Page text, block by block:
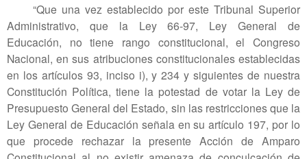
“Que una vez establecido por este Tribunal Superior
Administrativo, que la Ley 66-97, Ley General de
Educación, no tiene rango constitucional, el Congreso
Nacional, en sus atribuciones constitucionales establecidas
en los artículos 93, inciso i), y 234 y siguientes de nuestra
Constitución Política, tiene la potestad de votar la Ley de
Presupuesto General del Estado, sin las restricciones que la
Ley General de Educación señala en su artículo 197, por lo
que procede rechazar la presente Acción de Amparo